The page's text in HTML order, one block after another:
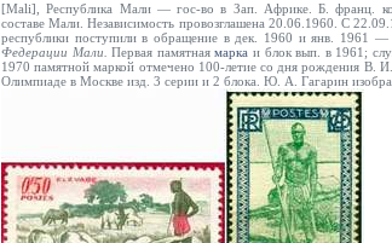
[Mali], Республика Мали — гос-во в Зап. Африке. Б. франц.
составе Мали. Независимость провозглашена 20.06.1960. С
республики поступили в обращение в дек. 1960 и янв. 1961 —
Федерации Мали.Первая памятнаямарка и блок вып. в 1961;
1970 памятной маркой отмечено 100-летие со дня рождения В.
Олимпиаде в Москве изд. 3 серии и 2 блока. Ю. А. Гагарин